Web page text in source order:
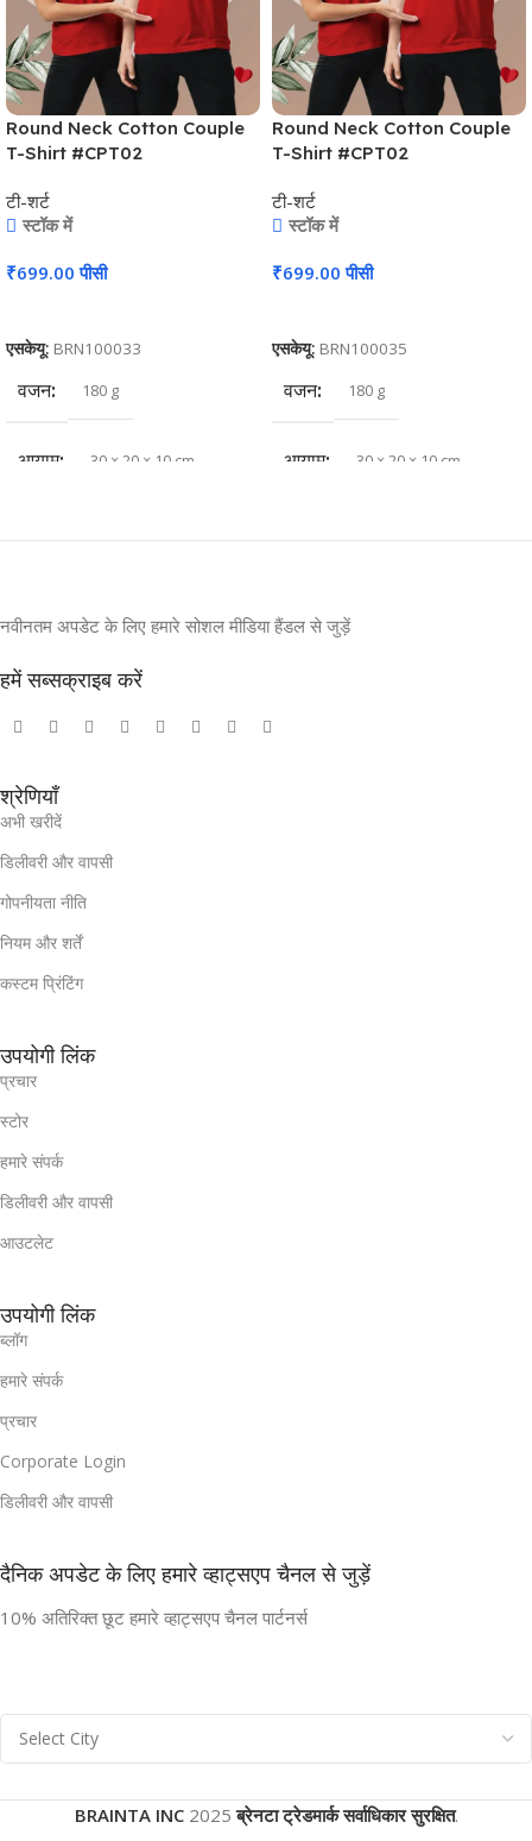
Round Neck Cotton Couple
T-Shirt #CPT02
टी-शर्ट
स्टॉक में
₹699.00 पीसी
एसकेयू: BRN100033
वजन 180 g
आयाम 30 × 20 × 10 cm
Round Neck Cotton Couple
T-Shirt #CPT02
टी-शर्ट
स्टॉक में
₹699.00 पीसी
एसकेयू: BRN100035
वजन 180 g
आयाम 30 × 20 × 10 cm
नवीनतम अपडेट के लिए हमारे सोशल मीडिया हैंडल से जुड़ें
हमें सब्सक्राइब करें
श्रेणियाँ
अभी खरीदें
डिलीवरी और वापसी
गोपनीयता नीति
नियम और शर्तें
कस्टम प्रिंटिंग
उपयोगी लिंक
प्रचार
स्टोर
हमारे संपर्क
डिलीवरी और वापसी
आउटलेट
उपयोगी लिंक
ब्लॉग
हमारे संपर्क
प्रचार
Corporate Login
डिलीवरी और वापसी
दैनिक अपडेट के लिए हमारे व्हाट्सएप चैनल से जुड़ें
10% अतिरिक्त छूट हमारे व्हाट्सएप चैनल पार्टनर्स
BRAINTA INC 2025ब्रेनटा ट्रेडमार्क सर्वाधिकार सुरक्षित.